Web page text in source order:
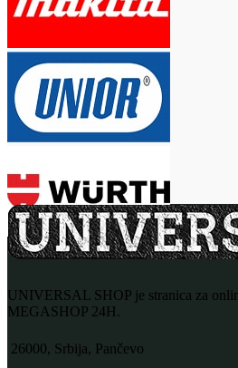
UNIVERSAL SHOP je stranica za
MEGASHOP 24H.
26000, Srbija, Pančevo